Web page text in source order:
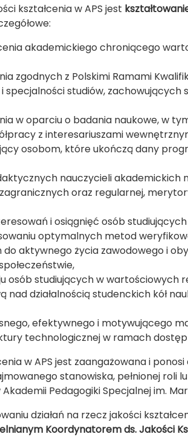
kształcenia w APS jest
akademickiego chroniącego
zgodnych z Polskimi Ramami
studiów, zachowujących
w oparciu o badania naukowe, w
z interesariuszami
osobom, które ukończą dany
nauczycieli akademickich
oraz regularnej,
i osiągnięć osób
optymalnych metod
aktywnego życia zawodowego i
osób studiujących w wartościowych
nad działalnością studenckich kół
efektywnego i motywującego
technologicznej w ramach
w APS jest zaangażowana i
stanowiska, pełnionej roli
Pedagogiki Specjalnej im.
działań na rzecz jakości
Koordynatorem ds. Jakości